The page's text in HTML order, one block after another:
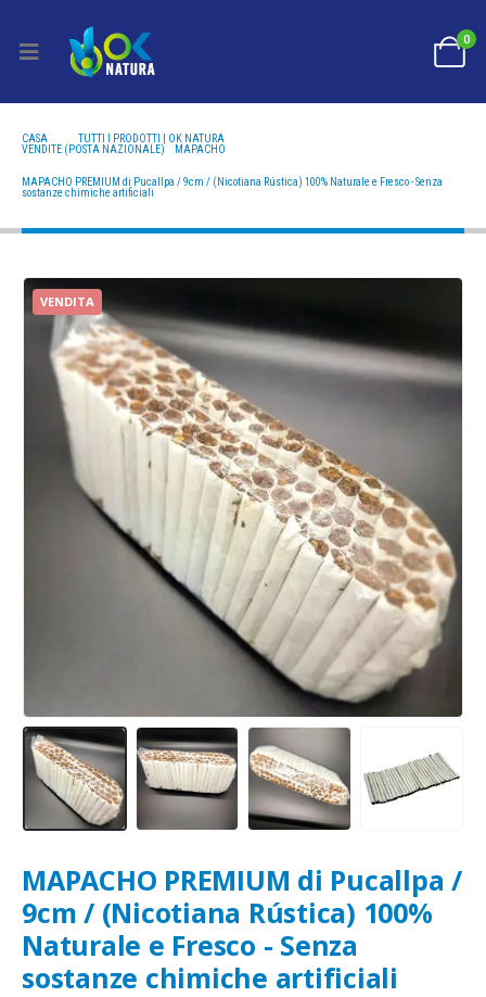
0
CASA
TUTTI I PRODOTTI | OK NATURA
VENDITE (POSTA NAZIONALE)
MAPACHO
MAPACHO PREMIUM DI PUCALLPA / 9CM / (NICOTIANA RÚSTICA) 100% NATURALE E FRESCO -
MAPACHO PREMIUM di Pucallpa / 9cm / (Nicotiana Rústica) 100% Naturale e Fresco - Senza
sostanze chimiche artificiali
VENDITA
MAPACHO PREMIUM di Pucallpa /
9cm / (Nicotiana Rústica) 100%
Naturale e Fresco - Senza
sostanze chimiche artificiali